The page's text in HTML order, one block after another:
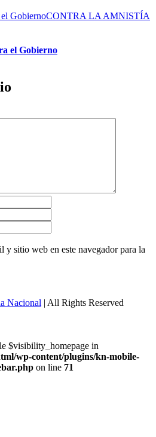
el GobiernoCONTRA LA AMNISTÍA
el Gobierno
y sitio web en este navegador para la
Nacional | All Rights Reserved
$visibility_homepage in
wp-content/plugins/kn-mobile-
on line 71